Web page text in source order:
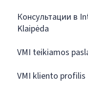
Консультации в
Klaipėda
VMI teikiamos
VMI kliento profilis